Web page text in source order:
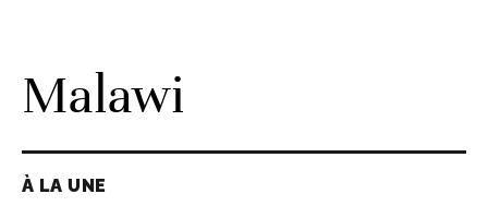
Malawi
À LA UNE